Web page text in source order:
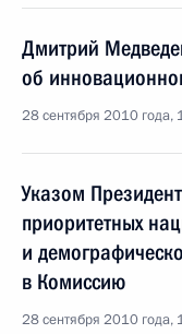
Дмитрий
об
28 сентября 2010 года,
Указом
приоритетных
и
в Комиссию
28 сентября 2010 года,